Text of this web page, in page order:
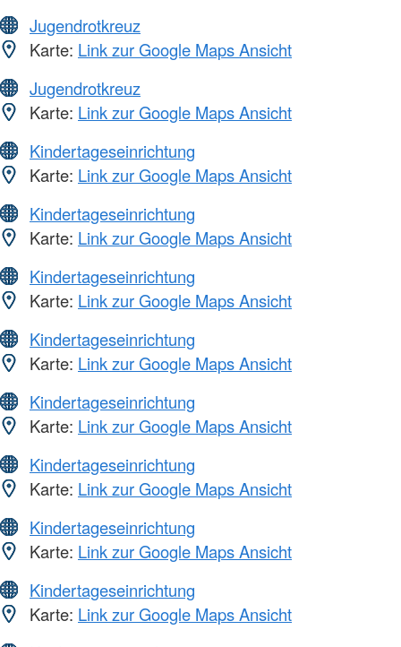
Jugendrotkreuz
Karte: Link zur Google Maps Ansicht
Jugendrotkreuz
Karte: Link zur Google Maps Ansicht
Kindertageseinrichtung
Karte: Link zur Google Maps Ansicht
Kindertageseinrichtung
Karte: Link zur Google Maps Ansicht
Kindertageseinrichtung
Karte: Link zur Google Maps Ansicht
Kindertageseinrichtung
Karte: Link zur Google Maps Ansicht
Kindertageseinrichtung
Karte: Link zur Google Maps Ansicht
Kindertageseinrichtung
Karte: Link zur Google Maps Ansicht
Kindertageseinrichtung
Karte: Link zur Google Maps Ansicht
Kindertageseinrichtung
Karte: Link zur Google Maps Ansicht